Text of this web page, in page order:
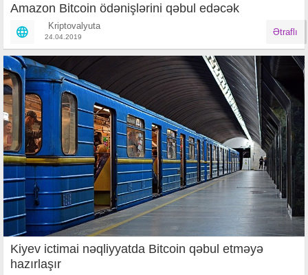
Amazon Bitcoin ödənişlərini qəbul edəcək
Kriptovalyuta
24.04.2019 Ətraflı
Kiyev ictimai nəqliyyatda Bitcoin qəbul etməyə
hazırlaşır